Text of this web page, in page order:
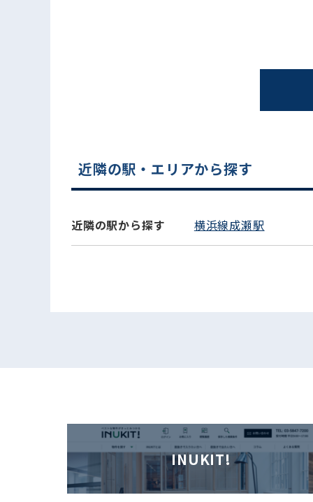
電話でお問い合わせ
近隣の駅・エリアから探す
近隣の駅から探す 横浜線成瀬駅
INUKIT!